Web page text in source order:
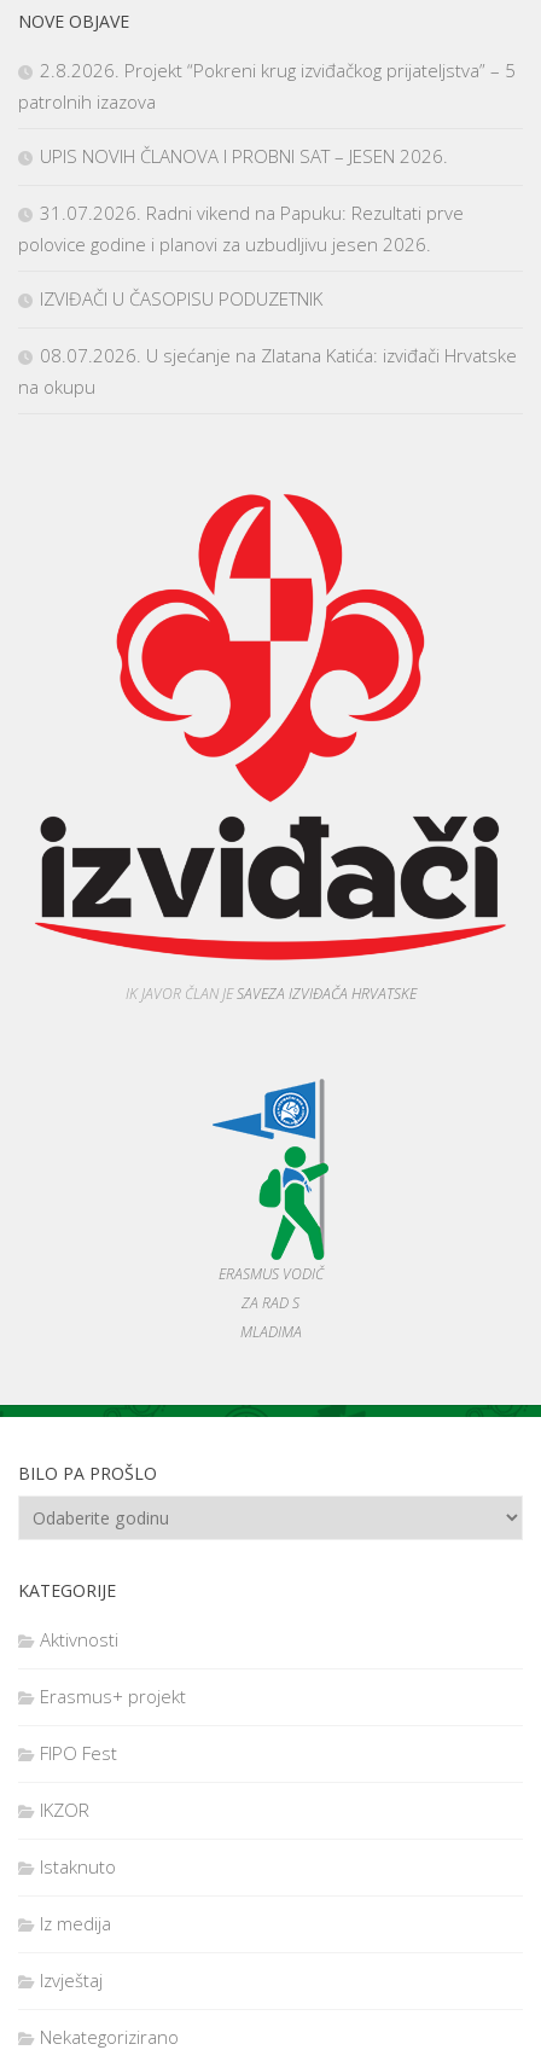
NOVE OBJAVE
2.8.2026. Projekt “Pokreni krug izviđačkog prijateljstva” – 5
patrolnih izazova
UPIS NOVIH ČLANOVA I PROBNI SAT – JESEN 2026.
31.07.2026. Radni vikend na Papuku: Rezultati prve
polovice godine i planovi za uzbudljivu jesen 2026.
IZVIĐAČI U ČASOPISU PODUZETNIK
08.07.2026. U sjećanje na Zlatana Katića: izviđači Hrvatske
na okupu
IK JAVOR ČLAN JESAVEZA IZVIĐAČA HRVATSKE
ERASMUS VODIČ
ZA RAD S
MLADIMA
BILO PA PROŠLO
KATEGORIJE
Aktivnosti
Erasmus+ projekt
FIPO Fest
IKZOR
Istaknuto
Iz medija
Izvještaj
Nekategorizirano